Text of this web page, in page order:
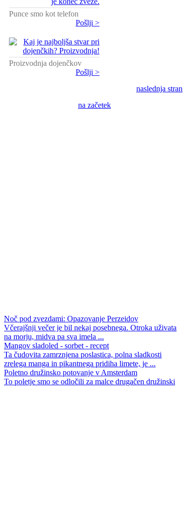
Punce smo kot telefon
Pošlji >
Proizvodnja dojenčkov
Pošlji >
naslednja stran
na začetek
Noč pod zvezdami: Opazovanje Perzeidov
Včerajšnji večer je bil nekaj posebnega. Otroka uživata
na morju, midva pa sva imela ...
Mangov sladoled - sorbet - recept
Ta čudovita zamrznjena poslastica, polna sladkosti
zrelega manga in pikantnega pridiha limete, je ...
Poletno družinsko potovanje v Amsterdam
To poletje smo se odločili za malce drugačen družinski